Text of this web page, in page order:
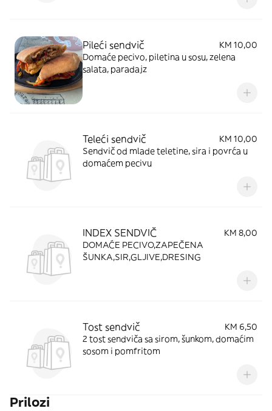
Pileći sendvič
KM 10,00
Domaće pecivo, piletina u sosu, zelena
salata, paradajz
Teleći sendvič
KM 10,00
Sendvič od mlade teletine, sira i povrća u
domaćem pecivu
INDEX SENDVIČ
KM 8,00
DOMAĆE PECIVO,ZAPEČENA
ŠUNKA,SIR,GLJIVE,DRESING
Tost sendvič
KM 6,50
2 tost sendviča sa sirom, šunkom, domaćim
sosom i pomfritom
Prilozi